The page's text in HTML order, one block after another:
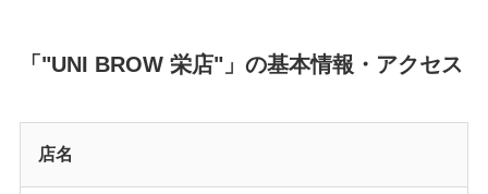
「"UNI BROW 栄店"」の基本情報・アクセス
店名